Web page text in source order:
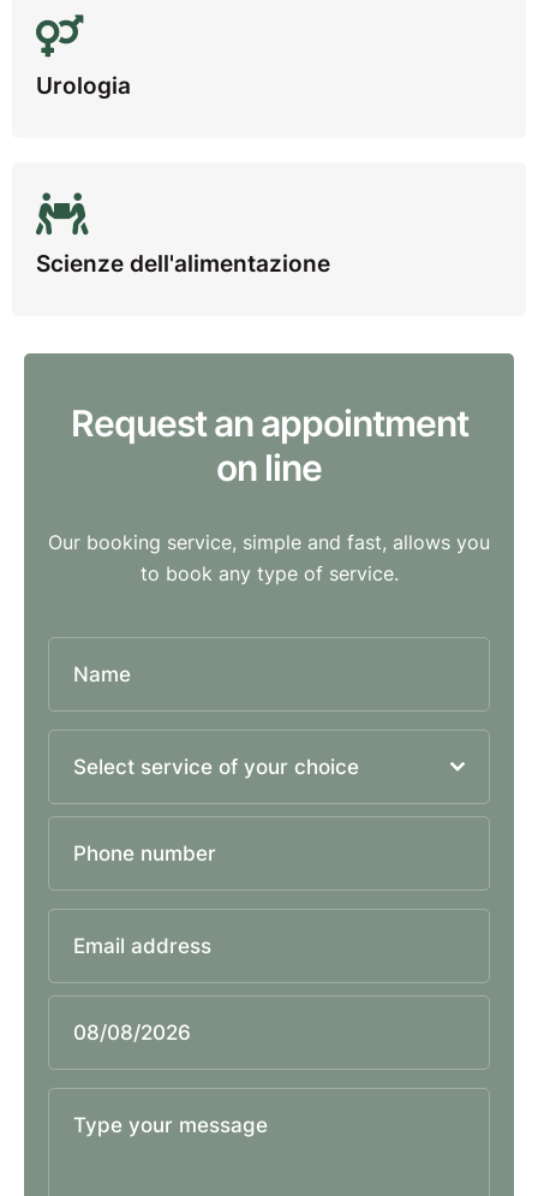
Urologia
Scienze dell'alimentazione
Request an appointment
on line
Our booking service, simple and fast, allows you
to book any type of service.
Select service of your choice